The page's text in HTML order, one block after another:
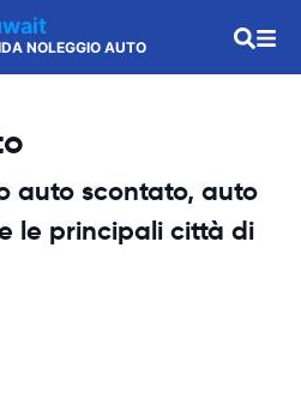
NOLEGGIO AUTO
auto scontato, auto
le principali città di